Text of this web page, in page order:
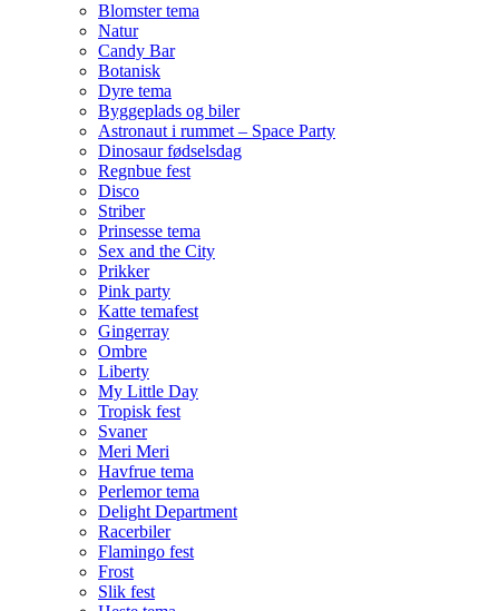
Blomster tema
Natur
Candy Bar
Botanisk
Dyre tema
Byggeplads og biler
Astronaut i rummet – Space Party
Dinosaur fødselsdag
Regnbue fest
Disco
Striber
Prinsesse tema
Sex and the City
Prikker
Pink party
Katte temafest
Gingerray
Ombre
Liberty
My Little Day
Tropisk fest
Svaner
Meri Meri
Havfrue tema
Perlemor tema
Delight Department
Racerbiler
Flamingo fest
Frost
Slik fest